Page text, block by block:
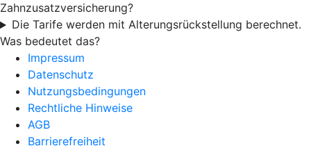
Zahnzusatzversicherung?
Die Tarife werden mit Alterungsrückstellung berechnet.
Was bedeutet das?
Impressum
Datenschutz
Nutzungsbedingungen
Rechtliche Hinweise
AGB
Barrierefreiheit